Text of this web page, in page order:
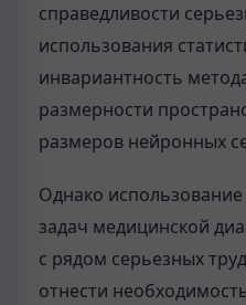
справедливости
использования
инвариантность
размерности
размеров нейронных
Однако
задач медицинской
с рядом серьезных
отнести